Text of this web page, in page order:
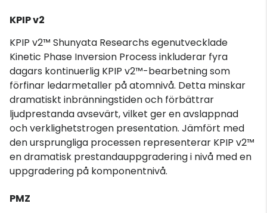
KPIP v2
KPIP v2™ Shunyata Researchs egenutvecklade
Kinetic Phase Inversion Process inkluderar fyra
dagars kontinuerlig KPIP v2™-bearbetning som
förfinar ledarmetaller på atomnivå. Detta minskar
dramatiskt inbränningstiden och förbättrar
ljudprestanda avsevärt, vilket ger en avslappnad
och verklighetstrogen presentation. Jämfört med
den ursprungliga processen representerar KPIP v2™
en dramatisk prestandauppgradering i nivå med en
uppgradering på komponentnivå.
PMZ